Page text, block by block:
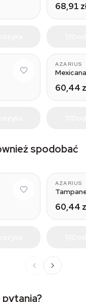
68,91
AZARIUS
Mexicana
60,44
spodobać
AZARIUS
60,44
pytania?